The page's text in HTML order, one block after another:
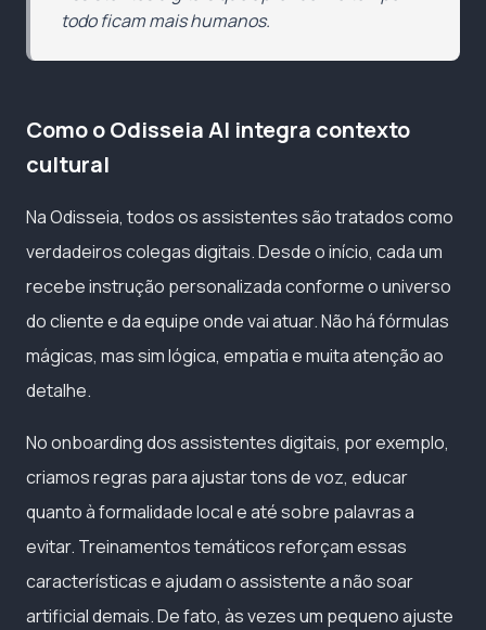
todo ficam mais humanos.
Como o Odisseia AI integra contexto
cultural
Na Odisseia, todos os assistentes são tratados como
verdadeiros colegas digitais. Desde o início, cada um
recebe instrução personalizada conforme o universo
do cliente e da equipe onde vai atuar. Não há fórmulas
mágicas, mas sim lógica, empatia e muita atenção ao
detalhe.
No onboarding dos assistentes digitais, por exemplo,
criamos regras para ajustar tons de voz, educar
quanto à formalidade local e até sobre palavras a
evitar. Treinamentos temáticos reforçam essas
características e ajudam o assistente a não soar
artificial demais. De fato, às vezes um pequeno ajuste